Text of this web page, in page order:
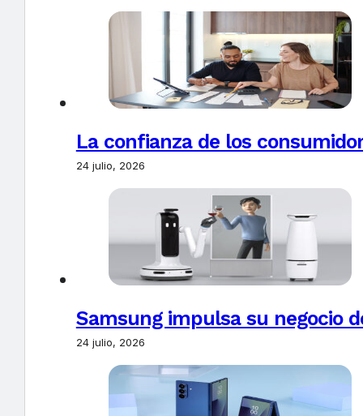
La confianza de los
24 julio, 2026
Samsung impulsa su negocio
24 julio, 2026